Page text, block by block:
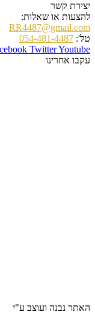
יצירת קשר
להצעות או שאלות:
RR4487@gmail.com
טל': 054-481-4487
TwitterYoutube
עקבו אחרינו
האתר נבנה ועוצב ע"י